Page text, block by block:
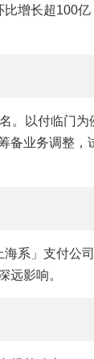
增长超100
。以付临门
备业务调整，
海系」支付
远影响。